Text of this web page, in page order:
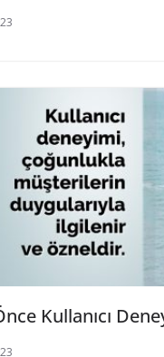
Kullanıcı